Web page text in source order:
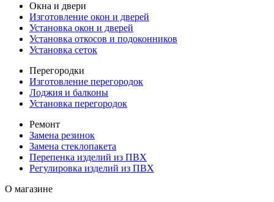
Окна и двери
Изготовление окон и дверей
Установка окон и дверей
Установка откосов и подоконников
Установка сеток
Перегородки
Изготовление перегородок
Лоджия и балконы
Установка перегородок
Ремонт
Замена резинок
Замена стеклопакета
Перепенка изделий из ПВХ
Регулировка изделий из ПВХ
О магазине